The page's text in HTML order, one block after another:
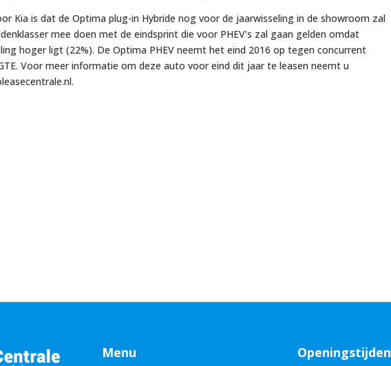
Kia is dat de Optima plug-in Hybride nog voor de jaarwisseling in de showroom zal
mee doen met de eindsprint die voor PHEV’s zal gaan gelden omdat
hoger ligt (22%). De Optima PHEV neemt het eind 2016 op tegen concurrent
Voor meer informatie om deze auto voor eind dit jaar te leasen neemt u
Menu Openingstijden